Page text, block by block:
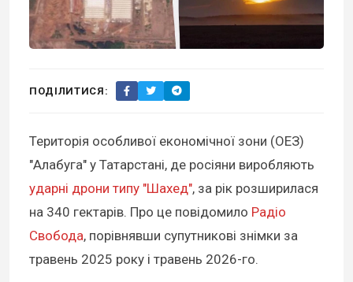
ПОДІЛИТИСЯ:
Територія особливої економічної зони (ОЕЗ)
"Алабуга" у Татарстані, де росіяни виробляють
ударні дрони типу "Шахед", за рік розширилася
на 340 гектарів. Про це повідомило Радіо
Свобода, порівнявши супутникові знімки за
травень 2025 року і травень 2026-го.